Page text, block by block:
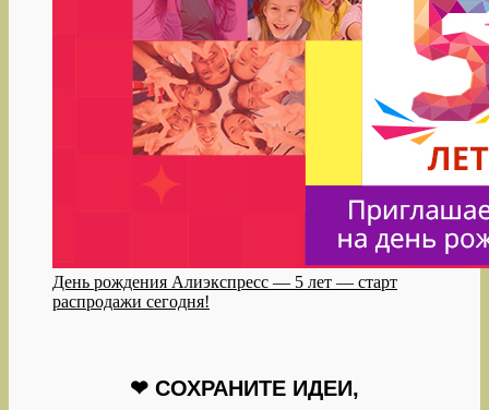
День рождения Алиэкспресс — 5 лет — старт
распродажи сегодня!
❤ СОХРАНИТЕ ИДЕИ,